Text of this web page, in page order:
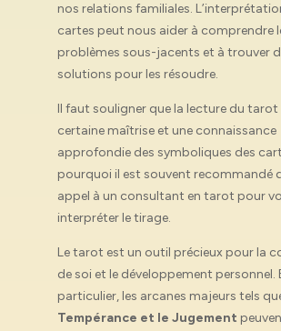
nos relations familiales.
cartes peut nous aider à comprendre
problèmes sous-jacents et à trouver
solutions pour les résoudre.
Il faut souligner que la lecture du tarot
certaine maîtrise et une connaissance
approfondie des symboliques des
pourquoi il est souvent recommandé
appel à un consultant en tarot pour
interpréter le tirage.
Le tarot est un outil précieux pour la
de soi et le développement personnel.
particulier, les arcanes majeurs tels
Tempérance et le Jugement